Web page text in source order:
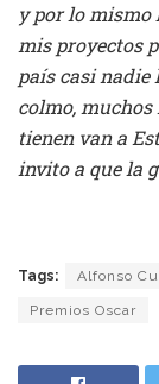
y por lo mismo
mis proyectos
país casi nadie
colmo, muchos
tienen van a
invito a que la
Tags: Alfonso
Premios Oscar